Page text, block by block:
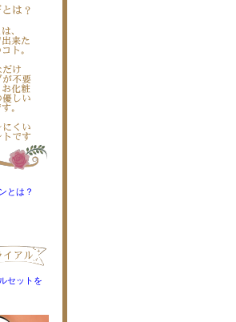
とは？
セットを